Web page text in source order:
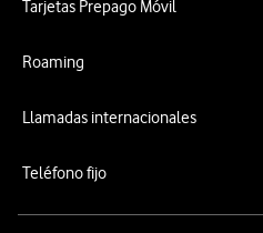
Tarjetas Prepago Móvil
Roaming
Llamadas internacionales
Teléfono fijo